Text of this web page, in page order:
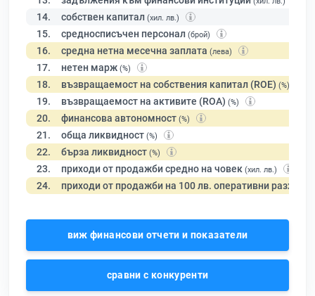
14. собствен капитал (хил. лв.)
15. средносписъчен персонал (брой)
16. средна нетна месечна заплата (лева)
17. нетен марж (%)
18. възвращаемост на собствения капитал (ROE) (%)
19. възвращаемост на активите (ROA) (%)
20. финансова автономност (%)
21. обща ликвидност (%)
22. бърза ликвидност (%)
23. приходи от продажби средно на човек (хил. лв.)
24. приходи от продажби на 100 лв. оперативни разходи
виж финансови отчети и показатели
сравни с конкуренти